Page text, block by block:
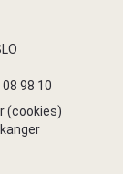
98 10
(cookies)